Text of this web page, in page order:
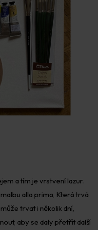
a tím je vrstvení lazur.
alla prima, Která trvá
trvat i několik dní,
aby se daly přetřít další